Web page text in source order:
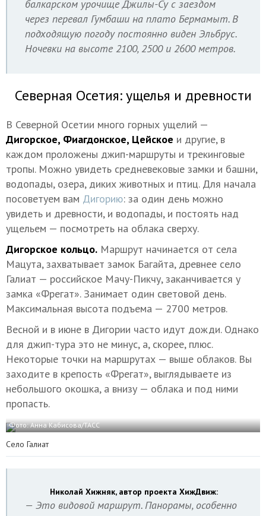
балкарском урочище Джилы-Су с заездом
через перевал Гумбаши на плато Бермамыт. В
подходящую погоду постоянно виден Эльбрус.
Ночевки на высоте 2100, 2500 и 2600 метров.
Северная Осетия: ущелья и древности
В Северной Осетии много горных ущелий —
Дигорское, Фиагдонское, Цейское и другие, в
каждом проложены джип-маршруты и трекинговые
тропы. Можно увидеть средневековые замки и башни,
водопады, озера, диких животных и птиц. Для начала
посоветуем вам Дигорию: за один день можно
увидеть и древности, и водопады, и постоять над
ущельем — посмотреть на облака сверху.
Дигорское кольцо. Маршрут начинается от села
Мацута, захватывает замок Багайта, древнее село
Галиат — российское Мачу-Пикчу, заканчивается у
замка «Фрегат». Занимает один световой день.
Максимальная высота подъема — 2700 метров.
Весной и в июне в Дигории часто идут дожди. Однако
для джип-тура это не минус, а, скорее, плюс.
Некоторые точки на маршрутах — выше облаков. Вы
заходите в крепость «Фрегат», выглядываете из
небольшого окошка, а внизу — облака и под ними
пропасть.
Фото: Анна Кабисова/ТАСС
Село Галиат
Николай Хижняк, автор проекта ХижДвиж:
— Это видовой маршрут. Панорамы, особенно